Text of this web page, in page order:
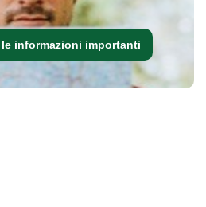
informazioni importanti